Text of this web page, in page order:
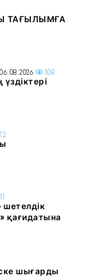
ТАҒЫЛЫМҒА
108
қағидатына
шығарды